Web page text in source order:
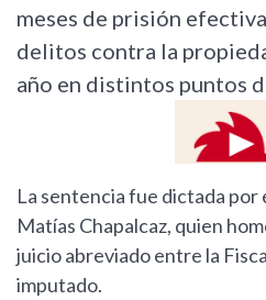
meses de prisión
delitos contra la
año en distintos puntos
La sentencia fue dictada por
Matías Chapalcaz, quien
juicio abreviado entre la
imputado.